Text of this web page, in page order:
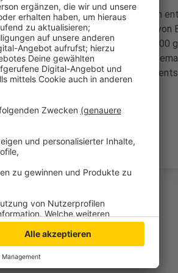
Reichswald“ bereitet jedenfalls ein
ein grenzüberschreitendes Bündnis von
Bürgerbegehren müssen jetzt 12.000
der Kreistag erneut mit diesem
stimmen, käme es zu einem
Kreis Kleve das letzte Wort.